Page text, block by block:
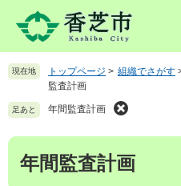
先
。
を
て
現在地 トップページ > 組織でさがす
監査計画
足あと 年間監査計画
本
年間監査計画